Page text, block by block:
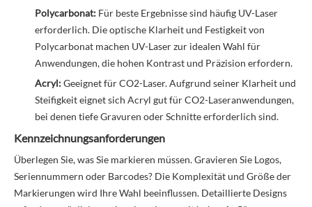
Polycarbonat: Für beste Ergebnisse sind häufig UV-Laser
erforderlich. Die optische Klarheit und Festigkeit von
Polycarbonat machen UV-Laser zur idealen Wahl für
Anwendungen, die hohen Kontrast und Präzision erfordern.
Acryl:Geeignet für CO2-Laser. Aufgrund seiner Klarheit und
Steifigkeit eignet sich Acryl gut für CO2-Laseranwendungen,
bei denen tiefe Gravuren oder Schnitte erforderlich sind.
Kennzeichnungsanforderungen
Überlegen Sie, was Sie markieren müssen. Gravieren Sie Logos,
Seriennummern oder Barcodes? Die Komplexität und Größe der
Markierungen wird Ihre Wahl beeinflussen. Detaillierte Designs